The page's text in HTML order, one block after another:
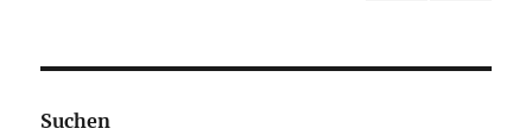
Beiträge
E
Suchen